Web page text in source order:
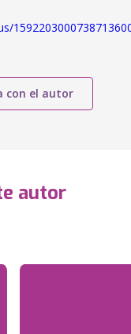
con el autor
autor